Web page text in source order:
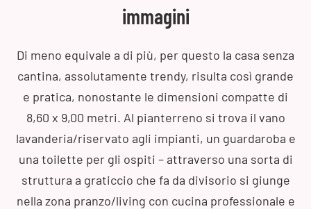
immagini
Di meno equivale a di più, per questo la casa senza
cantina, assolutamente trendy, risulta così grande
e pratica, nonostante le dimensioni compatte di
8,60 x 9,00 metri. Al pianterreno si trova il vano
lavanderia/riservato agli impianti, un guardaroba e
una toilette per gli ospiti – attraverso una sorta di
struttura a graticcio che fa da divisorio si giunge
nella zona pranzo/living con cucina professionale e